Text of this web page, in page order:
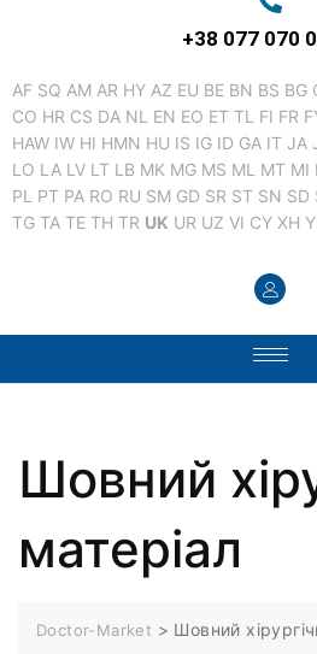
+38 077 070
AF SQ AM AR HY AZ EU BE BN BS BG
CO HR CS DA NL EN EO ET TL FI FR
HAW IW HI HMN HU IS IG ID GA IT JA
LO LA LV LT LB MK MG MS ML MT MI
PL PT PA RO RU SM GD SR ST SN SD
TG TA TE TH TR UK UR UZ VI CY XH
Шовний
матеріал
Doctor-Market > Шовний